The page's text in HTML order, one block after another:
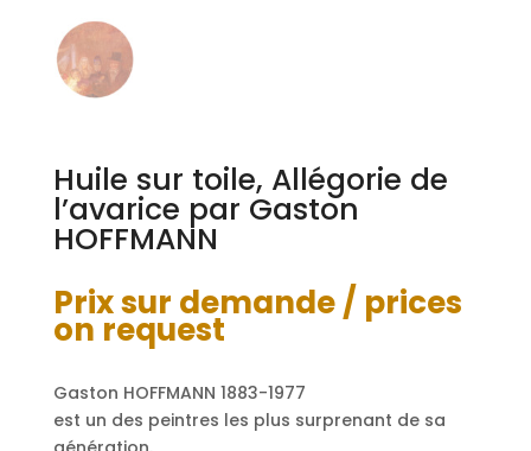
Huile sur toile, Allégorie de
l’avarice par Gaston
HOFFMANN
Prix sur demande / prices
on request
Gaston HOFFMANN 1883-1977
est un des peintres les plus surprenant de sa